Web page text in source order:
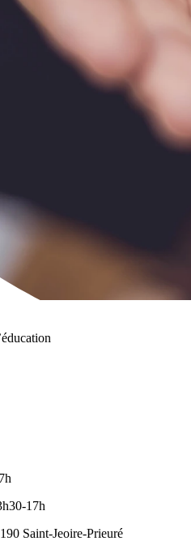
17h
Saint-Jeoire-Prieuré